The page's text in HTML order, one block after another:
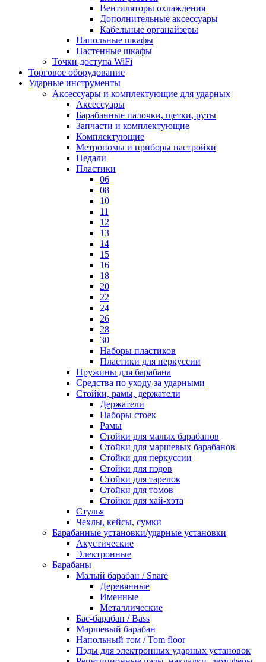
Вентиляторы охлаждения
Дополнительные аксессуары
Кабельные органайзеры
Напольные шкафы
Настенные шкафы
Точки доступа WiFi
Торговое оборудование
Ударные инструменты
Аксессуары и комплектующие для ударных
Аксессуары
Барабанные палочки, щетки, руты
Запчасти и комплектующие
Комплектующие
Метрономы и приборы настройки
Педали
Пластики
06
08
10
11
12
13
14
15
16
18
20
22
24
26
28
30
Наборы пластиков
Пластики для перкуссии
Пружины для барабана
Средства по уходу за ударными
Стойки, рамы, держатели
Держатели
Наборы стоек
Рамы
Стойки для малых барабанов
Стойки для маршевых барабанов
Стойки для перкуссии
Стойки для пэдов
Стойки для тарелок
Стойки для томов
Стойки для хай-хэта
Стулья
Чехлы, кейсы, сумки
Барабанные установки/ударные установки
Акустические
Электронные
Барабаны
Mалый барабан / Snare
Деревянные
Именные
Металлические
Бас-барабан / Bass
Маршевый барабан
Напольный том / Tom floor
Пэды для электронных ударных установок